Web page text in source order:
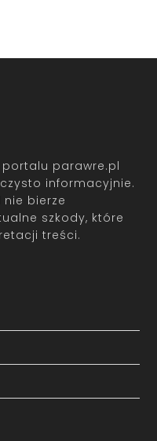
parawre.pl
informacyjnie.
bierze
szkody, które
treści.